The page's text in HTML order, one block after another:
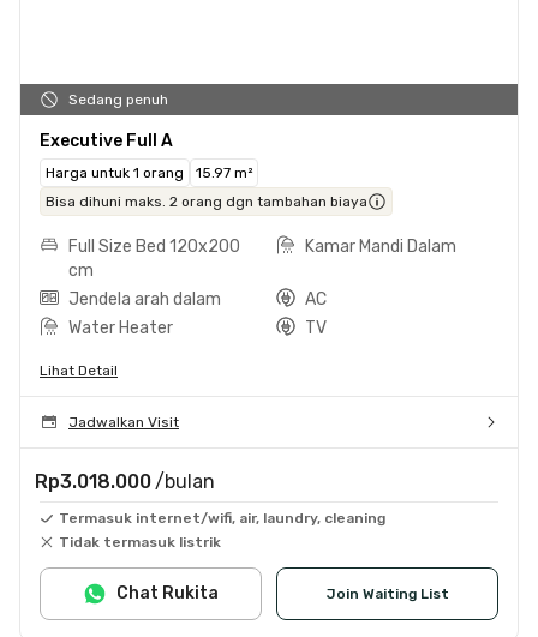
Sedang penuh
Executive Full A
Harga untuk 1 orang
15.97 m²
Bisa dihuni maks. 2 orang dgn tambahan biaya
Full Size Bed 120x200
cm
Kamar Mandi Dalam
Jendela arah dalam
AC
Water Heater
TV
Lihat Detail
Jadwalkan Visit
Rp3.018.000 /bulan
Termasuk internet/wifi, air, laundry, cleaning
Tidak termasuk listrik
Join Waiting List
Chat Rukita